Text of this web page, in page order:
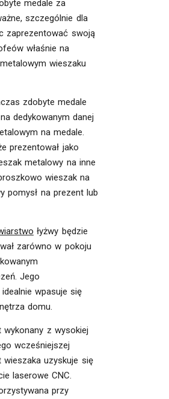
medale za
szczególnie dla
zaprezentować swoją
właśnie na
wieszaku
zdobyte medale
dedykowanym danej
na medale.
prezentował jako
metalowy na inne
wieszak na
pomysł na prezent lub
łyżwy będzie
zarówno w pokoju
Jego
wpasuje się
domu.
wykonany z wysokiej
wcześniejszej
wieszaka uzyskuje się
laserowe CNC.
przy